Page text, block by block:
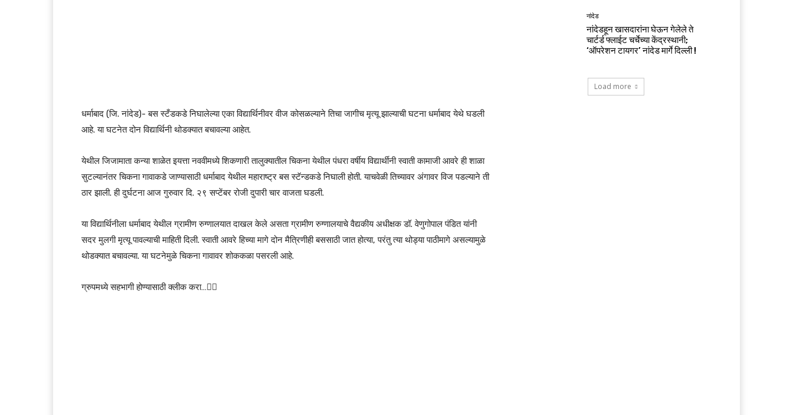
धर्माबाद (जि. नांदेड)- बस स्टँडकडे निघालेल्या एका विद्यार्थिनीवर वीज कोसळल्याने तिचा जागीच मृत्यू झाल्याची घटना धर्माबाद येथे घडली
आहे. या घटनेत दोन विद्यार्थिनी थोडक्यात बचावल्या आहेत.
येथील जिजामाता कन्या शाळेत इयत्ता नववीमध्ये शिकणारी तालुक्यातील चिकना येथील पंधरा वर्षीय विद्यार्थीनी स्वाती कामाजी आवरे ही शाळा
सुटल्यानंतर चिकना गावाकडे जाण्यासाठी धर्माबाद येथील महाराष्ट्र बस स्टॅन्डकडे निघाली होती. याचवेळी तिच्यावर अंगावर विज पडल्याने ती
ठार झाली. ही दुर्घटना आज गुरुवार दि. २९ सप्टेंबर रोजी दुपारी चार वाजता घडली.
या विद्यार्थिनीला धर्माबाद येथील ग्रामीण रुग्णालयात दाखल केले असता ग्रामीण रुग्णालयाचे वैद्यकीय अधीक्षक डॉ. वेणुगोपाल पंडित यांनी
सदर मुलगी मृत्यू पावल्याची माहिती दिली. स्वाती आवरे हिच्या मागे दोन मैत्रिणीही बससाठी जात होत्या, परंतु त्या थोड्या पाठीमागे असल्यामुळे
थोडक्यात बचावल्या. या घटनेमुळे चिकना गावावर शोककळा पसरली आहे.
ग्रुपमध्ये सहभागी होण्यासाठी क्लीक करा…👆🏻
नांदेड
नांदेडहून खासदारांना घेऊन गेलेले ते
चार्टर्ड फ्लाईट चर्चेच्या केंद्रस्थानी;
‘ऑपरेशन टायगर’ नांदेड मार्गे दिल्ली !
Load more